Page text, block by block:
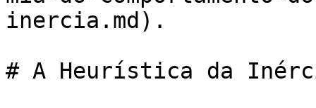
inercia.md).
# A Heurística da